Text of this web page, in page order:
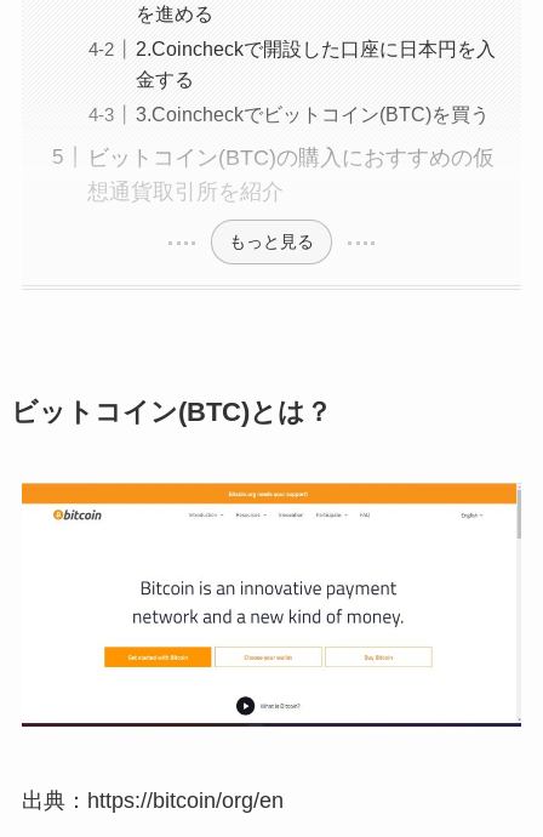
を進める
2.Coincheckで開設した口座に日本円を入
金する
3.Coincheckでビットコイン(BTC)を買う
ビットコイン(BTC)の購入におすすめの仮
想通貨取引所を紹介
もっと見る
ビットコイン(BTC)とは？
出典：https://bitcoin/org/en